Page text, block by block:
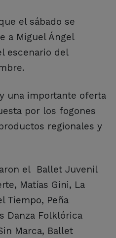
el sábado se
a Miguel Ángel
escenario del
una importante oferta
por los fogones
regionales y
el Ballet Juvenil
Matías Gini, La
Tiempo, Peña
Danza Folklórica
Marca, Ballet